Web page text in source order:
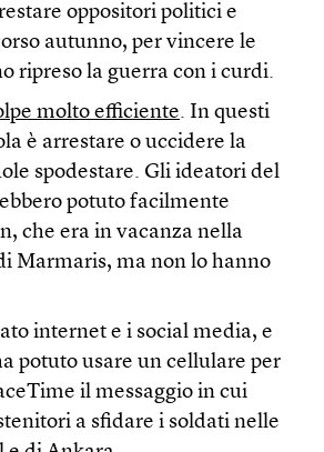
oppositori politici e
autunno, per vincere le
ripreso la guerra con i curdi.
molto efficiente. In questi
è arrestare o uccidere la
spodestare. Gli ideatori del
potuto facilmente
che era in vacanza nella
Marmaris, ma non lo hanno
internet e i social media, e
potuto usare un cellulare per
il messaggio in cui
a sfidare i soldati nelle